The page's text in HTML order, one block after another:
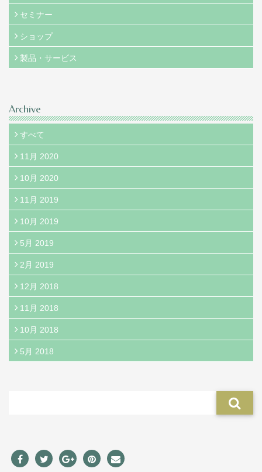
セミナー
ショップ
製品・サービス
Archive
すべて
11月 2020
10月 2020
11月 2019
10月 2019
5月 2019
2月 2019
12月 2018
11月 2018
10月 2018
5月 2018